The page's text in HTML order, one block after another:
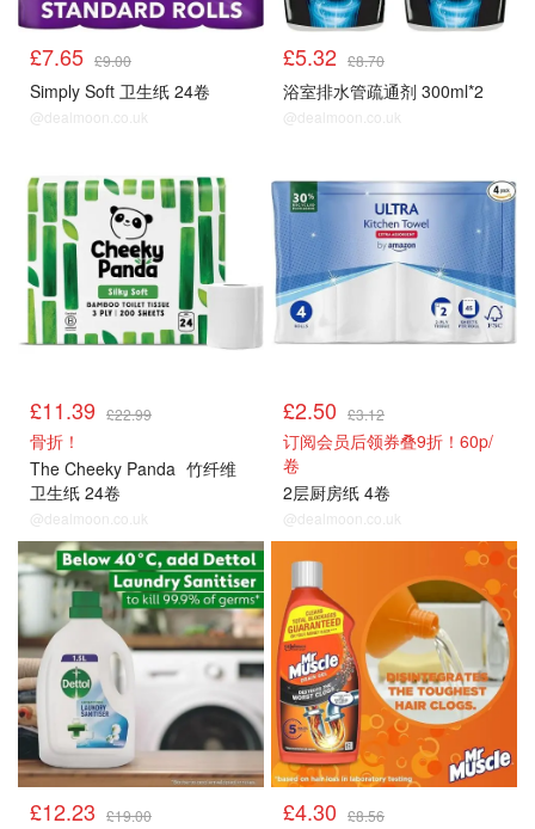
£7.65 £9.00
Simply Soft 卫生纸 24卷
@dealmoon.co.uk
£5.32 £8.70
浴室排水管疏通剂 300ml*2
@dealmoon.co.uk
£11.39 £22.99
骨折！
The Cheeky Panda 竹纤维
卫生纸 24卷
@dealmoon.co.uk
£2.50 £3.12
订阅会员后领券叠9折！60p/
卷
2层厨房纸 4卷
@dealmoon.co.uk
£12.23 £19.00 £4.30 £8.56